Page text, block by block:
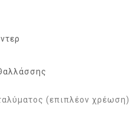
(επιπλέον χρέωση)